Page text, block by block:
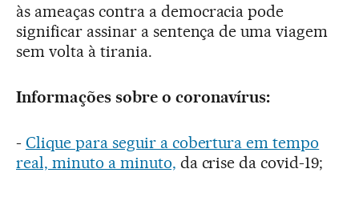
às ameaças contra a democracia pode
significar assinar a sentença de uma viagem
sem volta à tirania.
Informações sobre o coronavírus:
- Clique para seguir a cobertura em tempo
real, minuto a minuto, da crise da covid-19;